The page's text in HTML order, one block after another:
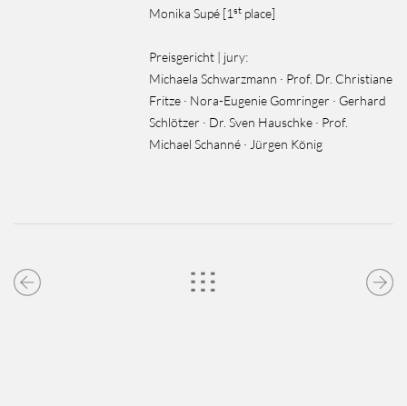
Monika Supé [1st place]
Preisgericht | jury:
Michaela Schwarzmann · Prof. Dr. Christiane
Fritze · Nora-Eugenie Gomringer · Gerhard
Schlötzer · Dr. Sven Hauschke · Prof.
Michael Schanné · Jürgen König